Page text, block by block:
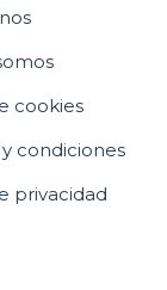
cookies
condiciones
privacidad